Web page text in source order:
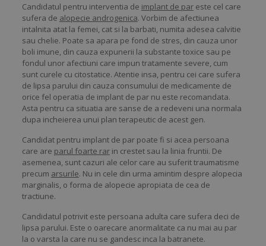
Candidatul pentru interventia de implant de pareste cel care
sufera de alopecie androgenica. Vorbim de afectiunea
intalnita atat la femei, cat si la barbati, numita adesea calvitie
sau chelie. Poate sa apara pe fond de stres, din cauza unor
boli imune, din cauza expunerii la substante toxice sau pe
fondul unor afectiuni care impun tratamente severe, cum
sunt curele cu citostatice. Atentie insa, pentru cei care sufera
de lipsa parului din cauza consumului de medicamente de
orice fel operatia de implant de par nu este recomandata.
Asta pentru ca situatia are sanse de a redeveni una normala
dupa incheierea unui plan terapeutic de acest gen.
Candidat pentru implant de par poate fi si acea persoana
care are parul foarte rarin crestet sau la linia fruntii. De
asemenea, sunt cazuri ale celor care au suferit traumatisme
precum arsurile. Nu in cele din urma amintim despre alopecia
marginalis, o forma de alopecie apropiata de cea de
tractiune.
Candidatul potrivit este persoana adulta care sufera deci de
lipsa parului. Este o oarecare anormalitate ca nu mai au par
la o varsta la care nu se gandesc inca la batranete.